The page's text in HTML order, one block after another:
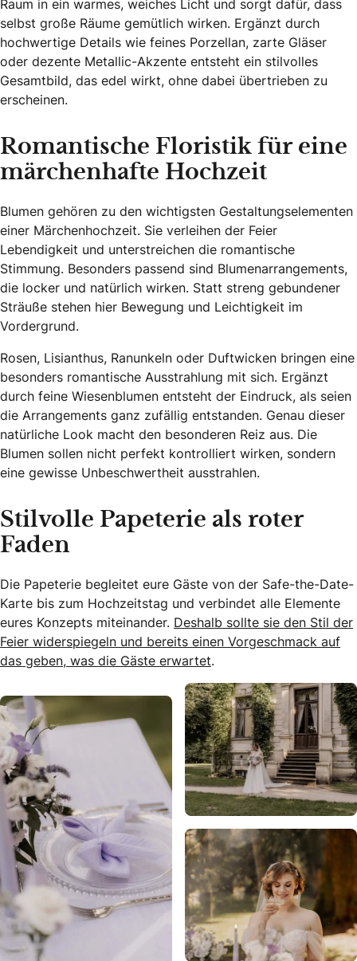
Raum in ein warmes, weiches Licht und sorgt dafür, dass
selbst große Räume gemütlich wirken. Ergänzt durch
hochwertige Details wie feines Porzellan, zarte Gläser
oder dezente Metallic-Akzente entsteht ein stilvolles
Gesamtbild, das edel wirkt, ohne dabei übertrieben zu
erscheinen.
Romantische Floristik für eine
märchenhafte Hochzeit
Blumen gehören zu den wichtigsten Gestaltungselementen
einer Märchenhochzeit. Sie verleihen der Feier
Lebendigkeit und unterstreichen die romantische
Stimmung. Besonders passend sind Blumenarrangements,
die locker und natürlich wirken. Statt streng gebundener
Sträuße stehen hier Bewegung und Leichtigkeit im
Vordergrund.
Rosen, Lisianthus, Ranunkeln oder Duftwicken bringen eine
besonders romantische Ausstrahlung mit sich. Ergänzt
durch feine Wiesenblumen entsteht der Eindruck, als seien
die Arrangements ganz zufällig entstanden. Genau dieser
natürliche Look macht den besonderen Reiz aus. Die
Blumen sollen nicht perfekt kontrolliert wirken, sondern
eine gewisse Unbeschwertheit ausstrahlen.
Stilvolle Papeterie als roter
Faden
Die Papeterie begleitet eure Gäste von der Safe-the-Date-
Karte bis zum Hochzeitstag und verbindet alle Elemente
eures Konzepts miteinander. Deshalb sollte sie den Stil der
Feier widerspiegeln und bereits einen Vorgeschmack auf
das geben, was die Gäste erwartet.